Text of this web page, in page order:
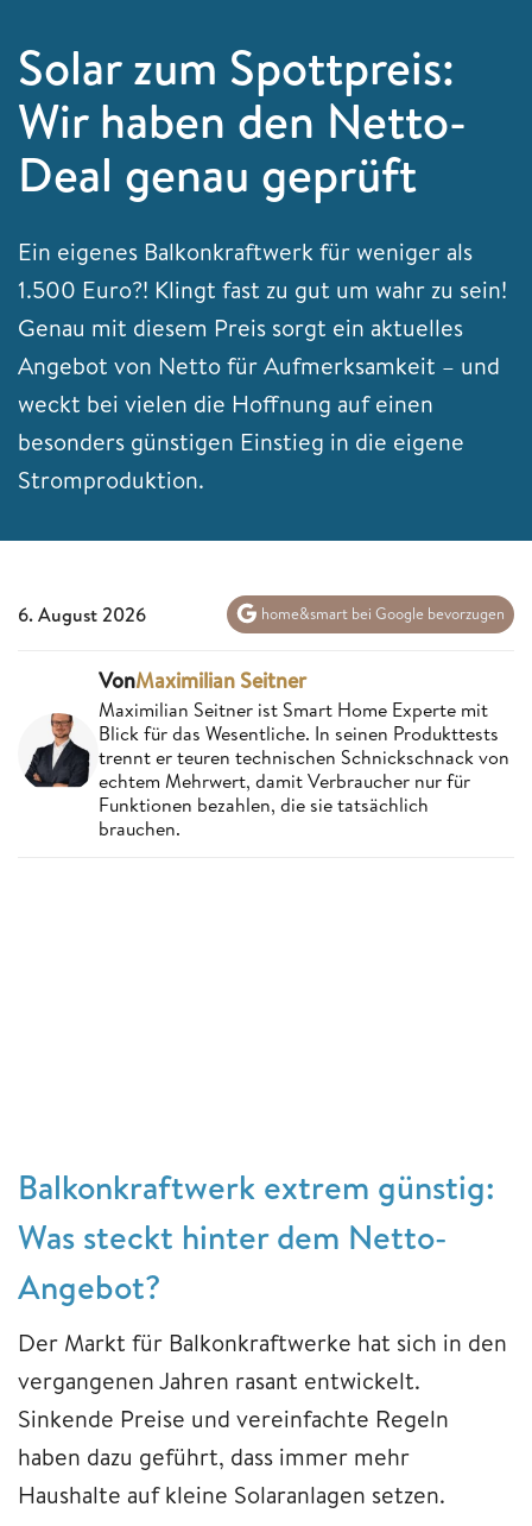
Solar zum Spottpreis:
Wir haben den Netto-
Deal genau geprüft
Ein eigenes Balkonkraftwerk für weniger als
1.500 Euro?! Klingt fast zu gut um wahr zu sein!
Genau mit diesem Preis sorgt ein aktuelles
Angebot von Netto für Aufmerksamkeit – und
weckt bei vielen die Hoffnung auf einen
besonders günstigen Einstieg in die eigene
Stromproduktion.
6. August 2026 home&smart bei Google bevorzugen
VonMaximilian Seitner
Maximilian Seitner ist Smart Home Experte mit
Blick für das Wesentliche. In seinen Produkttests
trennt er teuren technischen Schnickschnack von
echtem Mehrwert, damit Verbraucher nur für
Funktionen bezahlen, die sie tatsächlich
brauchen.
Balkonkraftwerk extrem günstig:
Was steckt hinter dem Netto-
Angebot?
Der Markt für Balkonkraftwerke hat sich in den
vergangenen Jahren rasant entwickelt.
Sinkende Preise und vereinfachte Regeln
haben dazu geführt, dass immer mehr
Haushalte auf kleine Solaranlagen setzen.